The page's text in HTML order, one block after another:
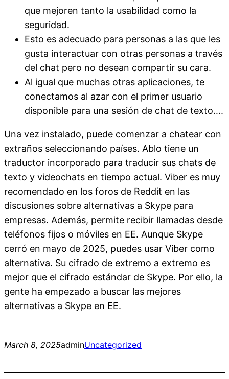
que mejoren tanto la usabilidad como la
seguridad.
Esto es adecuado para personas a las que les
gusta interactuar con otras personas a través
del chat pero no desean compartir su cara.
Al igual que muchas otras aplicaciones, te
conectamos al azar con el primer usuario
disponible para una sesión de chat de texto….
Una vez instalado, puede comenzar a chatear con
extraños seleccionando países. Ablo tiene un
traductor incorporado para traducir sus chats de
texto y videochats en tiempo actual. Viber es muy
recomendado en los foros de Reddit en las
discusiones sobre alternativas a Skype para
empresas. Además, permite recibir llamadas desde
teléfonos fijos o móviles en EE. Aunque Skype
cerró en mayo de 2025, puedes usar Viber como
alternativa. Su cifrado de extremo a extremo es
mejor que el cifrado estándar de Skype. Por ello, la
gente ha empezado a buscar las mejores
alternativas a Skype en EE.
March 8, 2025adminUncategorized